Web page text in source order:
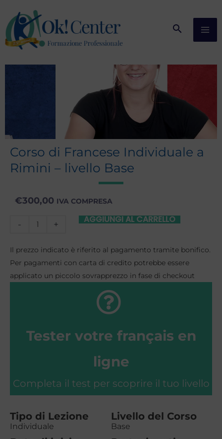
contenuto
Corso di Francese Individuale a
Rimini – livello Base
€300,00 IVA COMPRESA
-
Corso
Francese
Individuale
quantità
+ AGGIUNGI AL CARRELLO
Il prezzo indicato è riferito al pagamento tramite bonifico.
Per pagamenti con carta di credito potrebbe essere
applicato un piccolo sovrapprezzo in fase di checkout
Tester votre français en
ligne
Completa il test per scoprire il tuo livello
Tipo di Lezione
Individuale
Livello del Corso
Base